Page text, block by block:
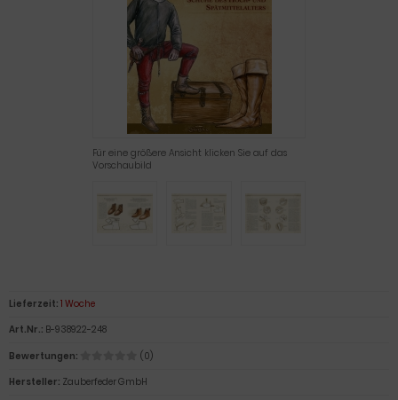
Für eine größere Ansicht klicken Sie auf das
Vorschaubild
Lieferzeit: 1 Woche
Art.Nr.: B-938922-248
Bewertungen:
(0)
Hersteller: Zauberfeder GmbH